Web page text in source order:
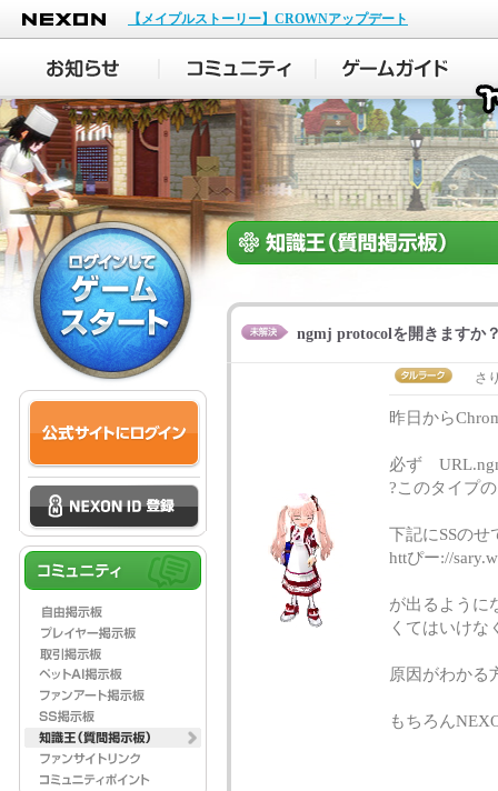
NEXON
【メイプルストーリー】CROWNアップデート
ngmj protocolを開きますか
さ
昨日から
必ず
?このタイプ
下記にSSのせ
httぴー://
が出るように
くてはいけな
原因がわかる
もちろん